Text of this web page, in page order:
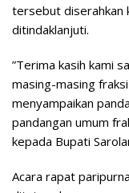
tersebut diserahkan
ditindaklanjuti.
”Terima kasih kami
masing-masing
menyampaikan
pandangan umum
kepada Bupati
Acara rapat